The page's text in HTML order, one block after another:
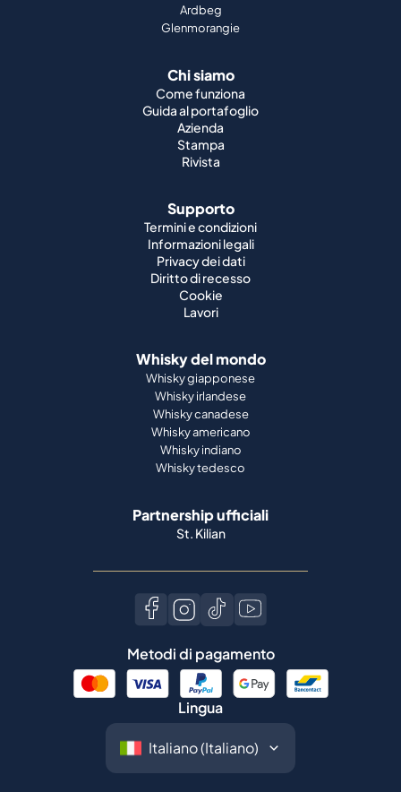
Ardbeg
Glenmorangie
Chi siamo
Come funziona
Guida al portafoglio
Azienda
Stampa
Rivista
Supporto
Termini e condizioni
Informazioni legali
Privacy dei dati
Diritto di recesso
Cookie
Lavori
Whisky del mondo
Whisky giapponese
Whisky irlandese
Whisky canadese
Whisky americano
Whisky indiano
Whisky tedesco
Partnership ufficiali
St. Kilian
Metodi di pagamento
Lingua